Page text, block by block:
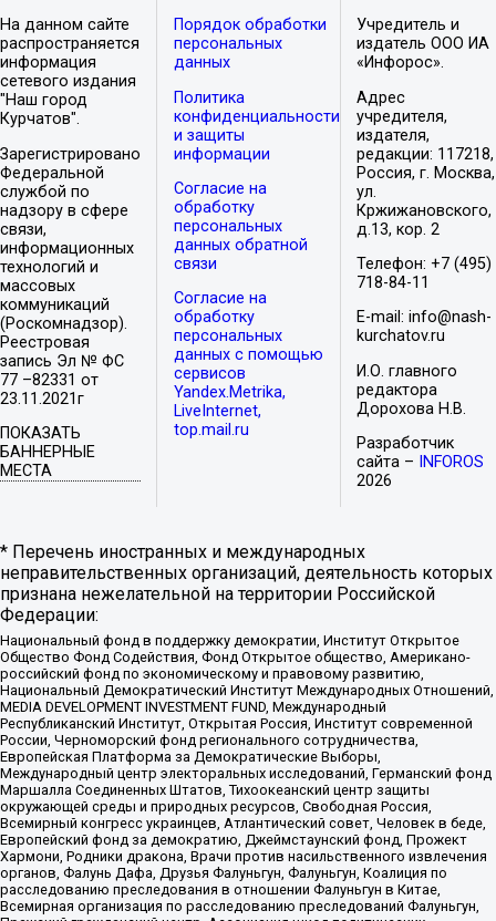
На данном сайте
распространяется
информация
сетевого издания
"Наш город
Курчатов".
Зарегистрировано
Федеральной
службой по
надзору в сфере
связи,
информационных
технологий и
массовых
коммуникаций
(Роскомнадзор).
Реестровая
запись Эл № ФС
77 –82331 от
23.11.2021г
ПОКАЗАТЬ
БАННЕРНЫЕ
МЕСТА
Порядок обработки
персональных
данных
Политика
конфиденциальности
и защиты
информации
Согласие на
обработку
персональных
данных обратной
связи
Согласие на
обработку
персональных
данных с помощью
сервисов
Yandex.Metrika,
LiveInternet,
top.mail.ru
Учредитель и
издатель ООО ИА
«Инфорос».
Адрес
учредителя,
издателя,
редакции: 117218,
Россия, г. Москва,
ул.
Кржижановского,
д.13, кор. 2
Телефон: +7 (495)
718-84-11
E-mail: info@nash-
kurchatov.ru
И.О. главного
редактора
Дорохова Н.В.
Разработчик
сайта –
INFOROS
2026
* Перечень иностранных и международных
неправительственных организаций, деятельность которых
признана нежелательной на территории Российской
Федерации:
Национальный фонд в поддержку демократии, Институт Открытое
Общество Фонд Содействия, Фонд Открытое общество, Американо-
российский фонд по экономическому и правовому развитию,
Национальный Демократический Институт Международных Отношений,
MEDIA DEVELOPMENT INVESTMENT FUND, Международный
Республиканский Институт, Открытая Россия, Институт современной
России, Черноморский фонд регионального сотрудничества,
Европейская Платформа за Демократические Выборы,
Международный центр электоральных исследований, Германский фонд
Маршалла Соединенных Штатов, Тихоокеанский центр защиты
окружающей среды и природных ресурсов, Свободная Россия,
Всемирный конгресс украинцев, Атлантический совет, Человек в беде,
Европейский фонд за демократию, Джеймстаунский фонд, Прожект
Хармони, Родники дракона, Врачи против насильственного извлечения
органов, Фалунь Дафа, Друзья Фалуньгун, Фалуньгун, Коалиция по
расследованию преследования в отношении Фалуньгун в Китае,
Всемирная организация по расследованию преследований Фалуньгун,